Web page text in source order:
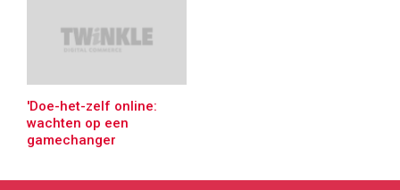
'Doe-het-zelf online:
wachten op een
gamechanger